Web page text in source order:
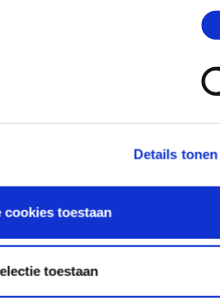
Details tonen
cookies toestaan
toestaan